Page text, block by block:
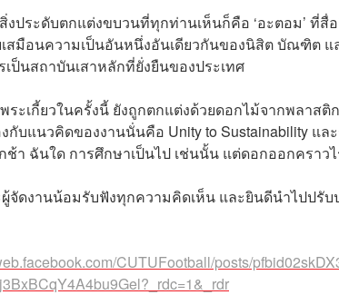
ประดับตกแต่งขบวนที่ทุกท่านเห็นก็คือ ‘อะตอม’ ที่สื่
เสมือนความเป็นอันหนึ่งอันเดียวกันของนิสิต บัณฑิต
เป็นสถาบันเสาหลักที่ยั่งยืนของประเทศ
ะเกี้ยวในครั้งนี้ ยังถูกตกแต่งด้วยดอกไม้จากพลาส
กับแนวคิดของงานนั่นคือ Unity to Sustainability แล
ช้า ฉันใด การศึกษาเป็นไป เช่นนั้น แต่ดอกออกคราว
จัดงานน้อมรับฟังทุกความคิดเห็น และยินดีนำไปปรั
CUTUFootball/posts/